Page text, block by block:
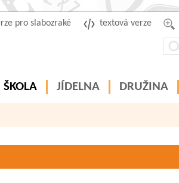
textová verze
pro slabozraké
ŠKOLA JÍDELNA DRUŽINA